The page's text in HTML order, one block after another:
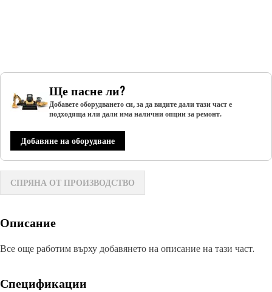
Ще пасне ли?
Добавете оборудването си, за да видите дали тази част е
подходяща или дали има налични опции за ремонт.
Добавяне на оборудване
СПРЯНА ОТ ПРОИЗВОДСТВО
Описание
Все още работим върху добавянето на описание на тази част.
Спецификации